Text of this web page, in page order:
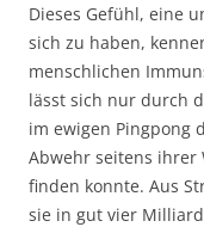
Dieses Gefühl, eine
sich zu haben,
menschlichen
lässt sich nur durch
im ewigen Pingpong
Abwehr seitens ihrer
finden konnte. Aus
sie in gut vier